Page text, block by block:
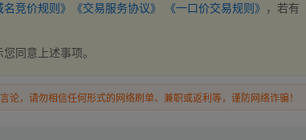
竞价规则》 《交易服务协议》 《一口价交易规则》 ，若有
同意上述事项。
，请勿相信任何形式的网络刷单、兼职或返利等，谨防网络诈骗！